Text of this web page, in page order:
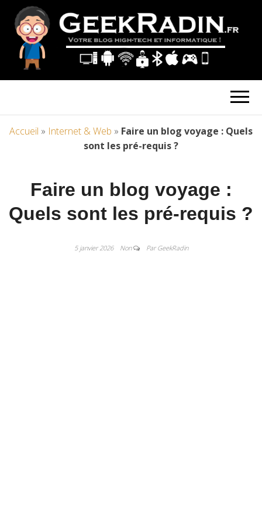
Accueil » Internet & Web » Faire un blog voyage : Quels
sont les pré-requis ?
Faire un blog voyage :
Quels sont les pré-requis ?
5 janvier 2026 Non Par GeekRadin